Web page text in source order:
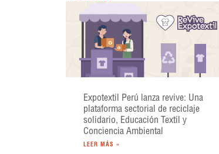
Expotextil Perú lanza revive: Una
plataforma sectorial de reciclaje
solidario, Educación Textil y
Conciencia Ambiental
LEER MÁS »